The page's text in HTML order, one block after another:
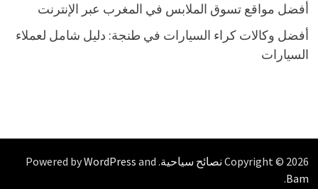
أفضل مواقع تسوق الملابس في المغرب عبر الإنترنت
أفضل وكالات كراء السيارات في طنجة: دليل شامل لعملاء
السيارات
Copyright © 2026 نصائح سياحية. Powered by
WordPress and
Bam
.